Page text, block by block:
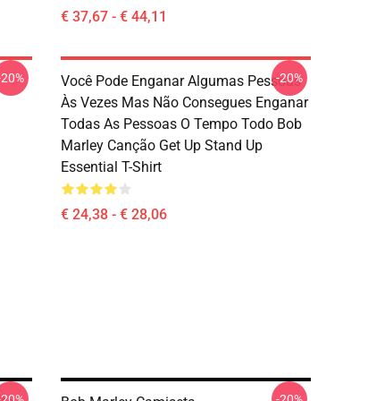
€ 37,67 - € 44,11
Você Pode Enganar Algumas Pessoas
Às Vezes Mas Não Consegues Enganar
Todas As Pessoas O Tempo Todo Bob
Marley Canção Get Up Stand Up
Essential T-Shirt
€ 24,38 - € 28,06
-20%